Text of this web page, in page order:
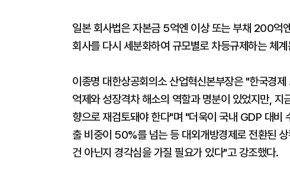
일본 회사법은 자본금 5억엔 이상 또는 부채 200억
회사를 다시 세분화하여 규모별로 차등규제하는 체
이종명 대한상공회의소 산업혁신본부장은 "한국경
억제와 성장격차 해소의 역할과 명분이 있었지만,
향으로 재검토돼야 한다"며 "더욱이 국내 GDP 대
출 비중이 50%를 넘는 등 대외개방경제로 전환된
건 아닌지 경각심을 가질 필요가 있다"고 강조했다.